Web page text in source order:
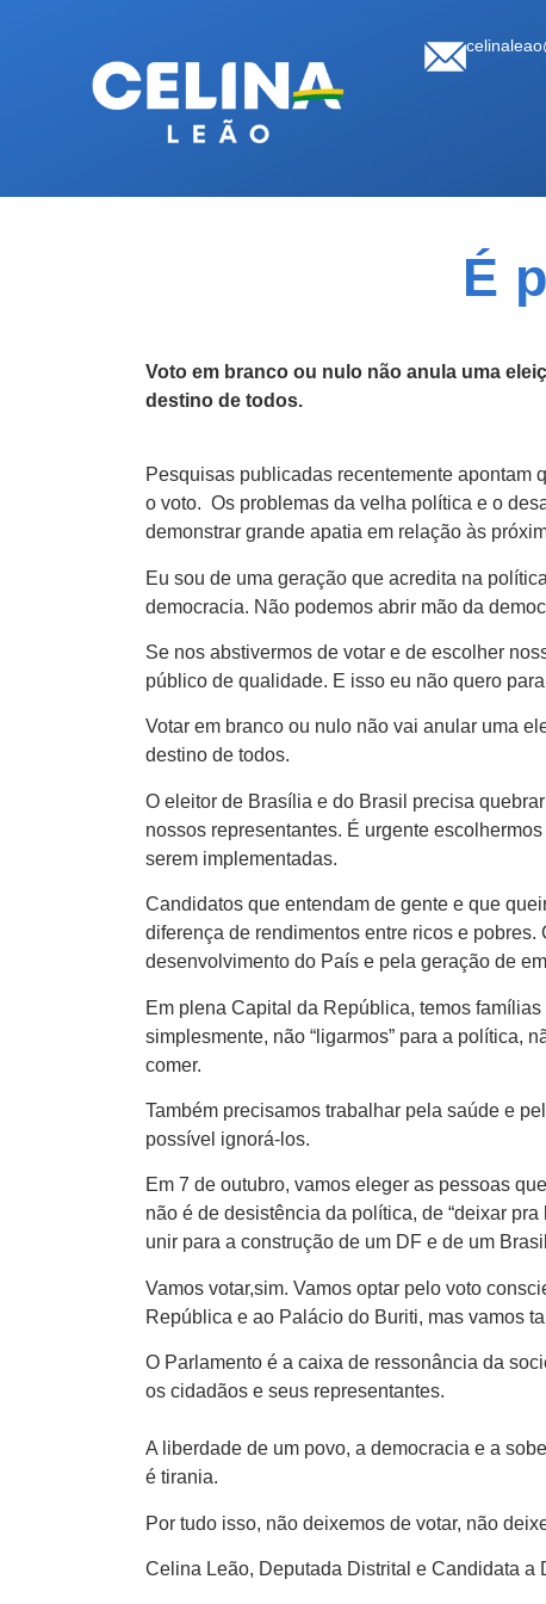
É
Voto em branco ou nulo não anula uma
destino de todos.
Pesquisas publicadas recentemente apontam
o voto. Os problemas da velha política e o
demonstrar grande apatia em relação às
Eu sou de uma geração que acredita na
democracia. Não podemos abrir mão da
Se nos abstivermos de votar e de escolher
público de qualidade. E isso eu não quero
Votar em branco ou nulo não vai anular uma
destino de todos.
O eleitor de Brasília e do Brasil precisa
nossos representantes. É urgente
serem implementadas.
Candidatos que entendam de gente e que
diferença de rendimentos entre ricos e
desenvolvimento do País e pela geração de
Em plena Capital da República, temos
simplesmente, não “ligarmos” para a política,
comer.
Também precisamos trabalhar pela saúde e
possível ignorá-los.
Em 7 de outubro, vamos eleger as pessoas
não é de desistência da política, de “deixar
unir para a construção de um DF e de um
Vamos votar,sim. Vamos optar pelo voto
República e ao Palácio do Buriti, mas vamos
O Parlamento é a caixa de ressonância da
os cidadãos e seus representantes.
A liberdade de um povo, a democracia e a
é tirania.
Por tudo isso, não deixemos de votar, não
Celina Leão, Deputada Distrital e Candidata a